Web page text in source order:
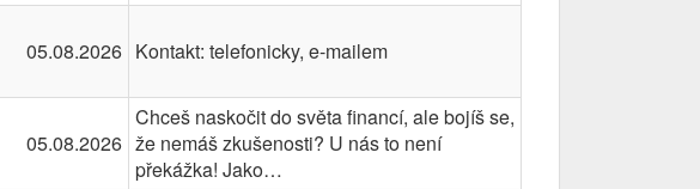
05.08.2026 Kontakt: telefonicky, e-mailem
05.08.2026
Chceš naskočit do světa financí, ale bojíš se,
že nemáš zkušenosti? U nás to není
překážka! Jako…